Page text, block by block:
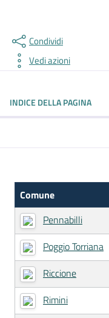
Condividi
Vedi azioni
INDICE DELLA PAGINA
Comune
Pennabilli
Poggio Torriana
Riccione
Rimini